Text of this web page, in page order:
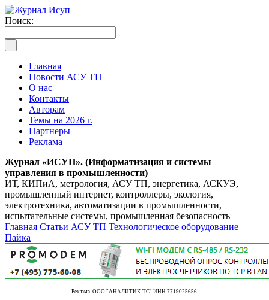
Поиск:
Главная
Новости АСУ ТП
О нас
Контакты
Авторам
Темы на 2026 г.
Партнеры
Реклама
Журнал «ИСУП». (Информатизация и системы
управления в промышленности)
ИТ, КИПиА, метрология, АСУ ТП, энергетика, АСКУЭ,
промышленный интернет, контроллеры, экология,
электротехника, автоматизации в промышленности,
испытательные системы, промышленная безопасность
Главная Статьи АСУ ТП Технологическое оборудование
Пайка
Реклама. ООО "АНАЛИТИК-ТС" ИНН 7719025656